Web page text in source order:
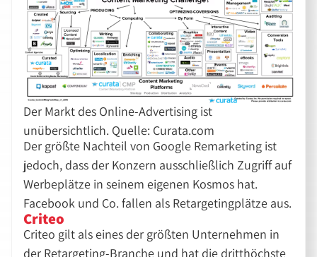
Der Markt des Online-Advertising ist
unübersichtlich. Quelle: Curata.com
Der größte Nachteil von Google Remarketing ist
jedoch, dass der Konzern ausschließlich Zugriff auf
Werbeplätze in seinem eigenen Kosmos hat.
Facebook und Co. fallen als Retargetingplätze aus.
Criteo
Criteo gilt als eines der größten Unternehmen in
der Retargeting-Branche und hat die dritthöchste